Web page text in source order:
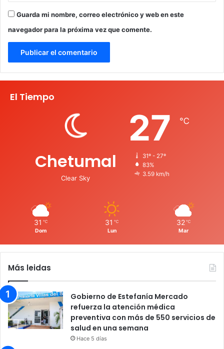
Guarda mi nombre, correo electrónico y web en este
navegador para la próxima vez que comente.
El Tiempo
Chetumal
Clear Sky
27 ℃
31º - 27º
83%
3.59 km/h
31 ℃
Dom
31 ℃
Lun
32 ℃
Mar
Más leidas
Gobierno de Estefanía Mercado
refuerza la atención médica
preventiva con más de 550 servicios de
salud en una semana
Hace 5 días